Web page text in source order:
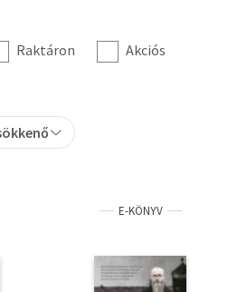
Raktáron Akciós
E-KÖNYV